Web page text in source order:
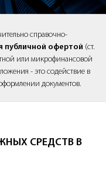
справочно-
публичной офертой (ст.
или микрофинансовой
- это содействие в
документов.
СРЕДСТВ В